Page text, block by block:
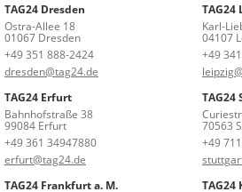
TAG24 Dresden
Ostra-Allee 18
01067 Dresden
+49 351 888-2424
dresden@tag24.de
TAG24
Karl-
04107
+49
TAG24 Erfurt
Bahnhofstraße 38
99084 Erfurt
+49 361 34947880
erfurt@tag24.de
70563
+49
TAG24 Frankfurt a. M.
TAG24